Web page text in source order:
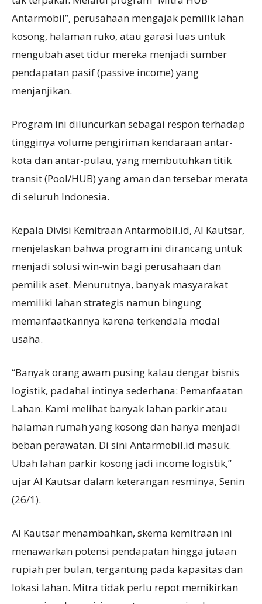
Antarmobil”, perusahaan mengajak pemilik lahan
kosong, halaman ruko, atau garasi luas untuk
mengubah aset tidur mereka menjadi sumber
pendapatan pasif (passive income) yang
menjanjikan.
Program ini diluncurkan sebagai respon terhadap
tingginya volume pengiriman kendaraan antar-
kota dan antar-pulau, yang membutuhkan titik
transit (Pool/HUB) yang aman dan tersebar merata
di seluruh Indonesia.
Kepala Divisi Kemitraan Antarmobil.id, Al Kautsar,
menjelaskan bahwa program ini dirancang untuk
menjadi solusi win-win bagi perusahaan dan
pemilik aset. Menurutnya, banyak masyarakat
memiliki lahan strategis namun bingung
memanfaatkannya karena terkendala modal
usaha.
“Banyak orang awam pusing kalau dengar bisnis
logistik, padahal intinya sederhana: Pemanfaatan
Lahan. Kami melihat banyak lahan parkir atau
halaman rumah yang kosong dan hanya menjadi
beban perawatan. Di sini Antarmobil.id masuk.
Ubah lahan parkir kosong jadi income logistik,”
ujar Al Kautsar dalam keterangan resminya, Senin
(26/1).
Al Kautsar menambahkan, skema kemitraan ini
menawarkan potensi pendapatan hingga jutaan
rupiah per bulan, tergantung pada kapasitas dan
lokasi lahan. Mitra tidak perlu repot memikirkan